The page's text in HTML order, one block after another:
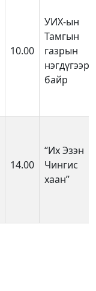
10.00
УИХ-ын
Тамгын
газрын
нэгдүгээр
байр
14.00
“Их Эзэн
Чингис
хаан”